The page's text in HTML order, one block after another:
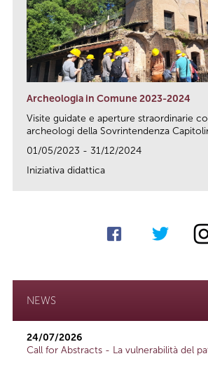
Archeologia in Comune 2023-2024
Visite guidate e aperture straordinarie
archeologi della Sovrintendenza
01/05/2023 - 31/12/2024
Iniziativa didattica
NEWS
24/07/2026
Call for Abstracts - La vulnerabilità del